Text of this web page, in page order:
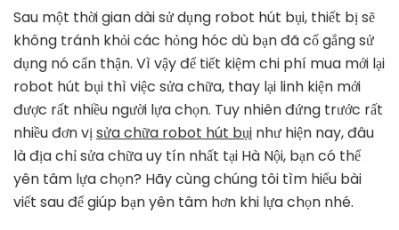
sửa
robot
hút
bụi
uy
tín
nhất
tại
Hà
Nội
Sau một thời gian dài sử dụng robot hút bụi, thiết bị sẽ
không tránh khỏi các hỏng hóc dù bạn đã cố gắng sử
dụng nó cẩn thận. Vì vậy để tiết kiệm chi phí mua mới lại
robot hút bụi thì việc sửa chữa, thay lại linh kiện mới
được rất nhiều người lựa chọn. Tuy nhiên đứng trước rất
nhiều đơn vịsửa chữa robot hút bụi như hiện nay, đâu
là địa chỉ sửa chữa uy tín nhất tại Hà Nội, bạn có thể
yên tâm lựa chọn? Hãy cùng chúng tôi tìm hiểu bài
viết sau để giúp bạn yên tâm hơn khi lựa chọn nhé.